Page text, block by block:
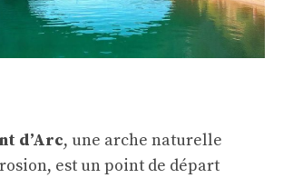
d’Arc, une arche naturelle
est un point de départ